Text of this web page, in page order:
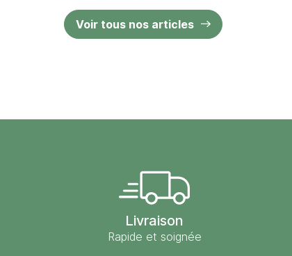
Voir tous nos articles
Livraison
Rapide et soignée